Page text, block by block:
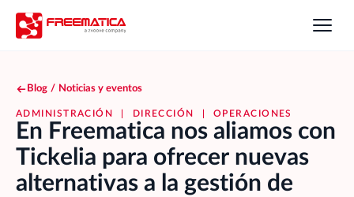
Blog / Noticias y eventos
ADMINISTRACIÓN DIRECCIÓN OPERACIONES
En Freematica nos aliamos con
Tickelia para ofrecer nuevas
alternativas a la gestión de